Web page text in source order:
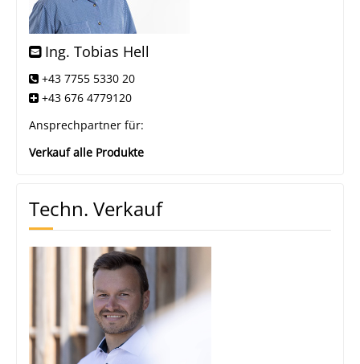
Ing. Tobias Hell
+43 7755 5330 20
+43 676 4779120
Ansprechpartner für:
Verkauf alle Produkte
Techn. Verkauf